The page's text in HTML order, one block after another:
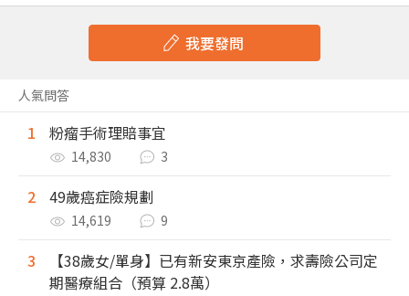
我要發問
人氣問答
1 粉瘤手術理賠事宜
14,830 3
2 49歲癌症險規劃
14,619 9
3
【38歲女/單身】已有新安東京產險，求壽險公司定
期醫療組合（預算 2.8萬）